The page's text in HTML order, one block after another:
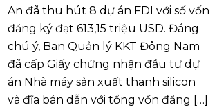
An đã thu hút 8 dự án FDI với số vốn
đăng ký đạt 613,15 triệu USD. Đáng
chú ý, Ban Quản lý KKT Đông Nam
đã cấp Giấy chứng nhận đầu tư dự
án Nhà máy sản xuất thanh silicon
và đĩa bán dẫn với tổng vốn đăng […]